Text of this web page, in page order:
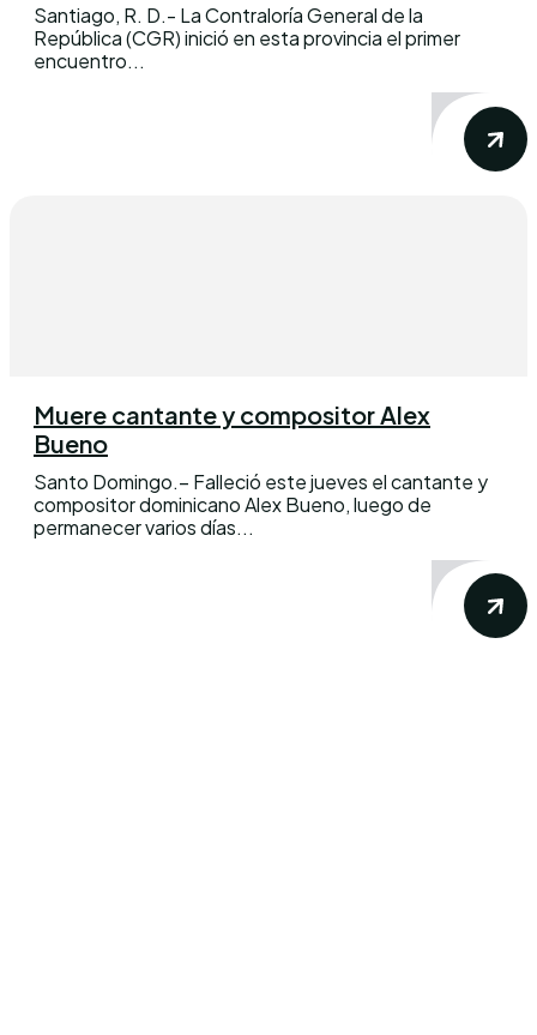
Santiago, R. D.- La Contraloría General de la
República (CGR) inició en esta provincia el primer
encuentro...
Muere cantante y compositor Alex
Bueno
Santo Domingo.– Falleció este jueves el cantante y
compositor dominicano Alex Bueno, luego de
permanecer varios días...